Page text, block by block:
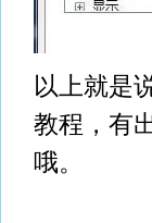
以上就是
教程，有
哦。